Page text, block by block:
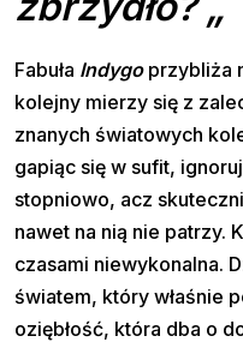
Fabuła Indygoprzybliża
kolejny mierzy się z
znanych światowych
gapiąc się w sufit,
stopniowo, acz
nawet na nią nie patrzy.
czasami niewykonalna.
światem, który właśnie
oziębłość, która dba o